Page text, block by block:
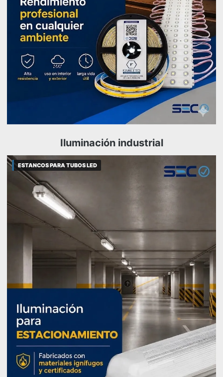
Iluminación industrial
ESTANCOS PARA TUBOS LED